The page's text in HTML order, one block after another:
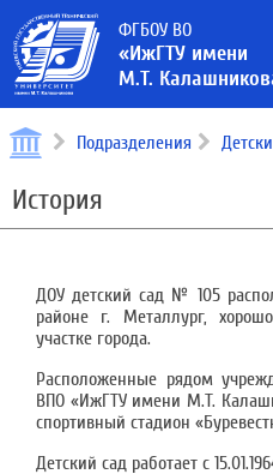
ФГБОУ ВО
«ИжГТУ имени
М.Т.
Подразделения
История
ДОУ детский сад № 105
районе г. Металлург,
участке города.
Расположенные рядом
ВПО «ИжГТУ имени М.Т.
спортивный стадион
Детский сад работает с